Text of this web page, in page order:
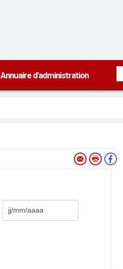
Annuaire d'administration